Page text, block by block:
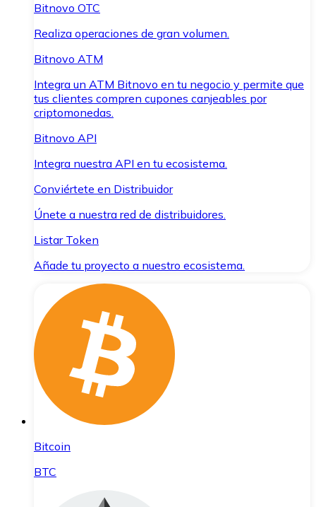
Bitnovo OTC
Realiza operaciones de gran volumen.
Bitnovo ATM
Integra un ATM Bitnovo en tu negocio y permite que
tus clientes compren cupones canjeables por
criptomonedas.
Bitnovo API
Integra nuestra API en tu ecosistema.
Conviértete en Distribuidor
Únete a nuestra red de distribuidores.
Listar Token
Añade tu proyecto a nuestro ecosistema.
Bitcoin
BTC